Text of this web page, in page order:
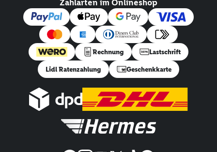
Zahlarten im Onlineshop
Rechnung Lastschrift
Lidl Ratenzahlung Geschenkkarte